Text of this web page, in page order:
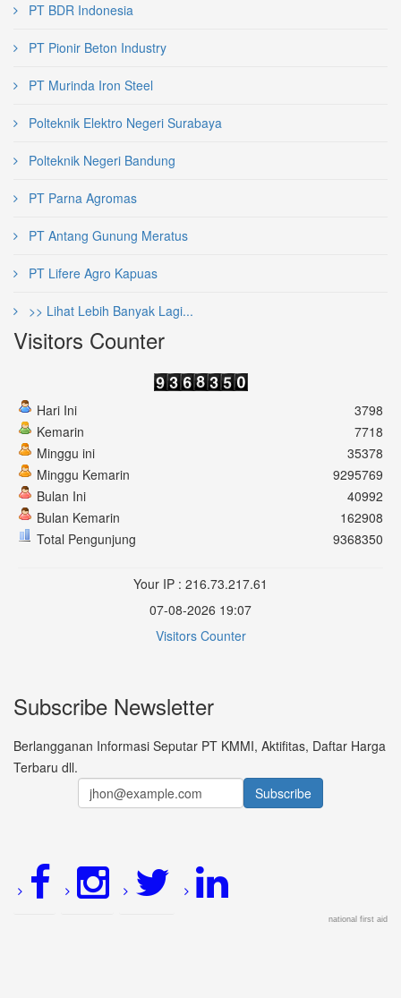
PT BDR Indonesia
PT Pionir Beton Industry
PT Murinda Iron Steel
Polteknik Elektro Negeri Surabaya
Polteknik Negeri Bandung
PT Parna Agromas
PT Antang Gunung Meratus
PT Lifere Agro Kapuas
>> Lihat Lebih Banyak Lagi...
Visitors Counter
Hari Ini
Kemarin
Minggu ini
Minggu Kemarin
Bulan Ini
Bulan Kemarin
Total Pengunjung
3798
7718
35378
9295769
40992
162908
9368350
Your IP : 216.73.217.61
07-08-2026 19:07
Visitors Counter
Subscribe Newsletter
Berlangganan Informasi Seputar PT KMMI, Aktifitas, Daftar Harga
Terbaru dll.
national first aid